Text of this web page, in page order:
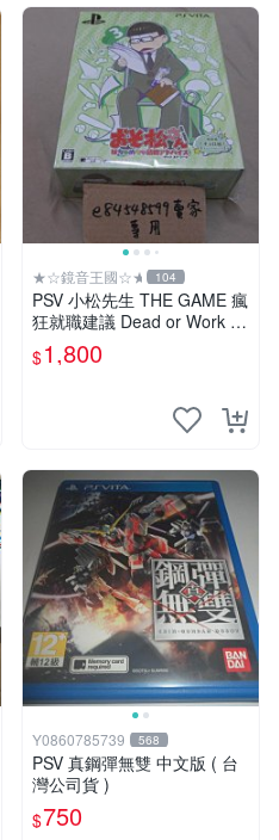
★☆鏡音王國☆★ 104
PSV 小松先生 THE GAME 瘋
狂就職建議 Dead or Work 特
裝版 限定版 日版 日文版 阿
松 松野輕松
$1,800
Y0860785739 568
PSV 真鋼彈無雙 中文版 ( 台
灣公司貨 )
$750